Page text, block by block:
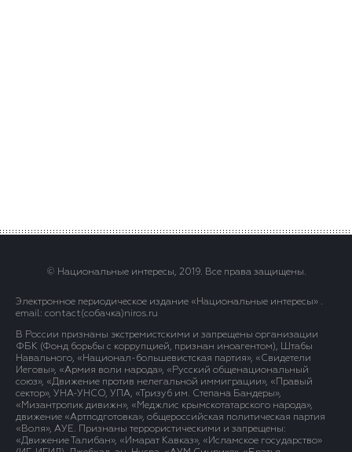
© Национальные интересы, 2019. Все права защищены.
Электронное периодическое издание «Национальные интересы» .
email: contact(сoбaчка)niros.ru
В России признаны экстремистскими и запрещены организации
ФБК (Фонд борьбы с коррупцией, признан иноагентом), Штабы
Навального, «Национал-большевистская партия», «Свидетели
Иеговы», «Армия воли народа», «Русский общенациональный
союз», «Движение против нелегальной иммиграции», «Правый
сектор», УНА-УНСО, УПА, «Тризуб им. Степана Бандеры»,
«Мизантропик дивижн», «Меджлис крымскотатарского народа»,
движение «Артподготовка», общероссийская политическая партия
«Воля», АУЕ. Признаны террористическими и запрещены:
«Движение Талибан», «Имарат Кавказ», «Исламское государство»